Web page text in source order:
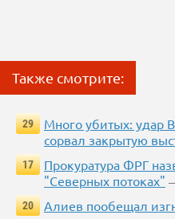
Также смотрите:
29
Много убитых: удар
сорвал закрытую
17
Прокуратура ФРГ
"Северных потоках"
20
Алиев пообещал